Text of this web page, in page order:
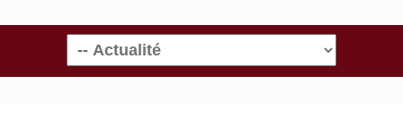
Navigation